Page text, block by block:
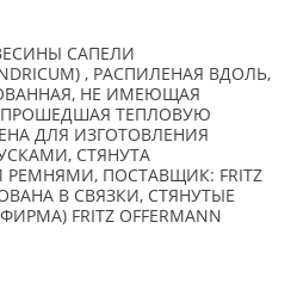
САПЕЛИ
, РАСПИЛЕНАЯ ВДОЛЬ,
НЕ ИМЕЮЩАЯ
ТЕПЛОВУЮ
ДЛЯ ИЗГОТОВЛЕНИЯ
СТЯНУТА
ПОСТАВЩИК: FRITZ
В СВЯЗКИ, СТЯНУТЫЕ
FRITZ OFFERMANN